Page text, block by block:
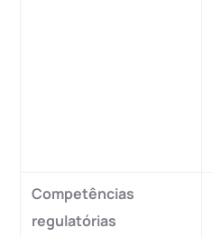
Competências
regulatórias